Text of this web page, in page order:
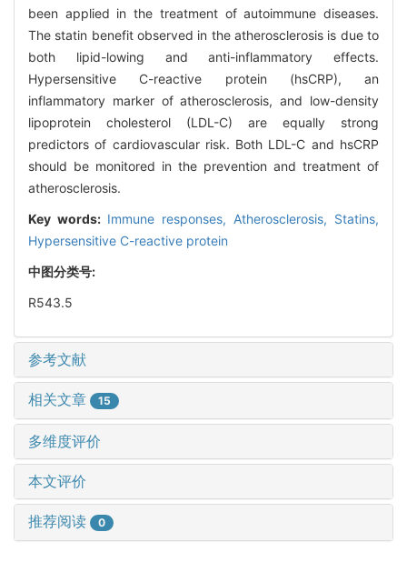
been applied in the treatment of autoimmune diseases.
The statin benefit observed in the atherosclerosis is due to
both lipid-lowing and anti-inflammatory effects.
Hypersensitive C-reactive protein (hsCRP), an
inflammatory marker of atherosclerosis, and low-density
lipoprotein cholesterol (LDL-C) are equally strong
predictors of cardiovascular risk. Both LDL-C and hsCRP
should be monitored in the prevention and treatment of
atherosclerosis.
Key words: Immune responses, Atherosclerosis, Statins,
Hypersensitive C-reactive protein
中图分类号:
R543.5
参考文献
相关文章 15
多维度评价
本文评价
推荐阅读 0